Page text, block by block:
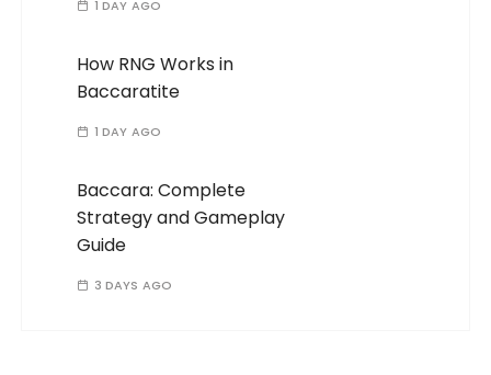
1 DAY AGO
How RNG Works in
Baccaratite
1 DAY AGO
Baccara: Complete
Strategy and Gameplay
Guide
3 DAYS AGO